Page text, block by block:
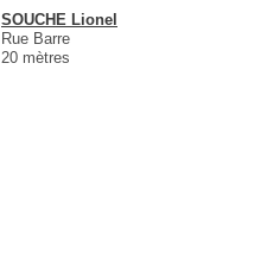
SOUCHE Lionel
Rue Barre
20 mètres